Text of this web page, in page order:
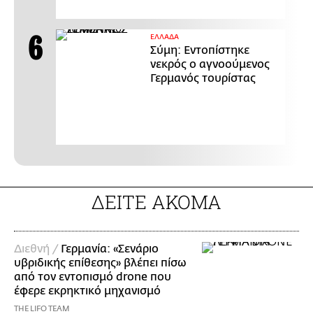
ΕΛΛΑΔΑ
Σύμη: Εντοπίστηκε
νεκρός ο αγνοούμενος
Γερμανός τουρίστας
ΔΕΙΤΕ ΑΚΟΜΑ
Διεθνή / Γερμανία: «Σενάριο
υβριδικής επίθεσης» βλέπει πίσω
από τον εντοπισμό drone που
έφερε εκρηκτικό μηχανισμό
THE LIFO TEAM